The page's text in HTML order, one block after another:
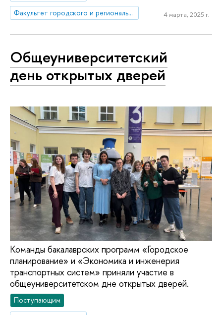
Факультет городского и регионального развития
4 марта, 2025 г.
Общеуниверситетский
день открытых дверей
Команды бакалаврских программ «Городское
планирование» и «Экономика и инженерия
транспортных систем» приняли участие в
общеуниверситетском дне открытых дверей.
Поступающим